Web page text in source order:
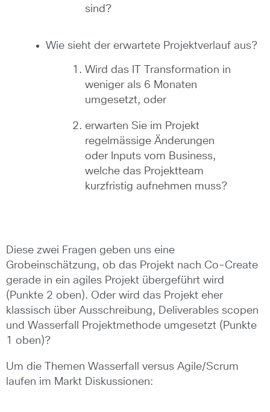
sind?
Wie sieht der erwartete Projektverlauf aus?
Wird das IT Transformation in
weniger als 6 Monaten
umgesetzt, oder
erwarten Sie im Projekt
regelmässige Änderungen
oder Inputs vom Business,
welche das Projektteam
kurzfristig aufnehmen muss?
Diese zwei Fragen geben uns eine
Grobeinschätzung, ob das Projekt nach Co-Create
gerade in ein agiles Projekt übergeführt wird
(Punkte 2 oben). Oder wird das Projekt eher
klassisch über Ausschreibung, Deliverables scopen
und Wasserfall Projektmethode umgesetzt (Punkte
1 oben)?
Um die Themen Wasserfall versus Agile/Scrum
laufen im Markt Diskussionen: